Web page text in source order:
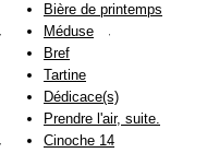
Bière de printemps
Méduse
Bref
Tartine
Dédicace(s)
Prendre l'air, suite.
Cinoche 14